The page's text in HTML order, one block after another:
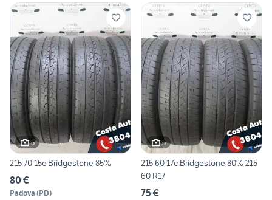
5
215 70 15c Bridgestone 85%
80 €
Padova (PD)
5
215 60 17c Bridgestone 80% 215
60 R17
75 €